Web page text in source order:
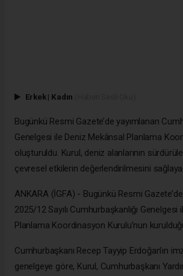
Erkek | Kadın
Bugünkü Resmi Gazete’de yayımlanan
Genelgesi ile Deniz Mekânsal Planlama
oluşturuldu. Kurul, deniz alanlarının
çevresel etkilerin değerlendirilmesini
ANKARA (İGFA) - Bugünkü Resmi
2025/12 Sayılı Cumhurbaşkanlığı Genelgesi
Planlama Koordinasyon Kurulu’nun
Cumhurbaşkanı Recep Tayyip Erdoğan’ın
genelgeye göre, Kurul, Cumhurbaşkanı